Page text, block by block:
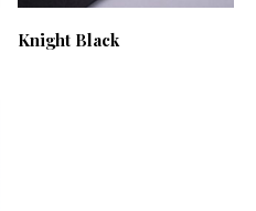
Knight Black